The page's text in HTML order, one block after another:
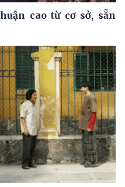
cao từ cơ sở, sẵn